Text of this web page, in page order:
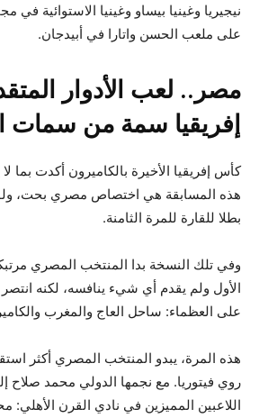
نيجيريا وغينيا بيساو وغينيا الاستوائية في
على ملعب الحسن واتارا في أبيدجان.
مصر.. لعب الأدوار
إفريقيا سمة من سمات
كأس إفريقيا الأخيرة بالكاميرون أكدت بما
هذه المسابقة هي اختصاص مصري بحت،
بطلا للقارة للمرة الثامنة.
وفي تلك النسخة بدا المنتخب المصري
الأول ولم يقدم أي شيء ينافسه، لكنه انتصر
على العظماء: ساحل العاج والمغرب
هذه المرة، يبدو المنتخب المصري أكثر
روي فيتوريا. مع نجمها الدولي محمد صلاح
اللاعبين المميزين في نادي القرن الأهلي: